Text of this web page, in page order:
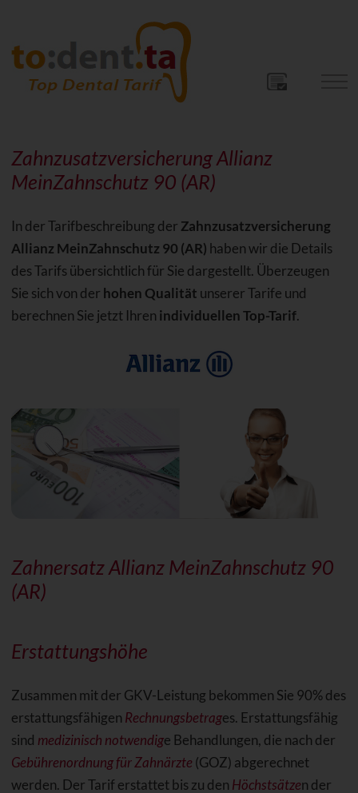
Zahnzusatzversicherung Allianz
MeinZahnschutz 90 (AR)
In der Tarifbeschreibung der Zahnzusatzversicherung
Allianz MeinZahnschutz 90 (AR) haben wir die Details
des Tarifs übersichtlich für Sie dargestellt. Überzeugen
Sie sich von der hohen Qualität unserer Tarife und
berechnen Sie jetzt Ihren individuellen Top-Tarif.
Zahnersatz Allianz MeinZahnschutz 90
(AR)
Erstattungshöhe
Zusammen mit der GKV-Leistung bekommen Sie 90% des
erstattungsfähigen Rechnungsbetrages. Erstattungsfähig
sind medizinisch notwendige Behandlungen, die nach der
Gebührenordnung für Zahnärzte (GOZ) abgerechnet
werden. Der Tarif erstattet bis zu den Höchstsätzen der